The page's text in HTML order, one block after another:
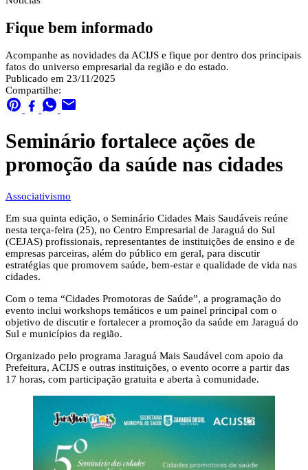
Fique bem informado
Acompanhe as novidades da ACIJS e fique por dentro dos principais
fatos do universo empresarial da região e do estado.
Publicado em 23/11/2025
Compartilhe:
Seminário fortalece ações de
promoção da saúde nas cidades
Associativismo
Em sua quinta edição, o Seminário Cidades Mais Saudáveis reúne
nesta terça-feira (25), no Centro Empresarial de Jaraguá do Sul
(CEJAS) profissionais, representantes de instituições de ensino e de
empresas parceiras, além do público em geral, para discutir
estratégias que promovem saúde, bem-estar e qualidade de vida nas
cidades.
Com o tema “Cidades Promotoras de Saúde”, a programação do
evento inclui workshops temáticos e um painel principal com o
objetivo de discutir e fortalecer a promoção da saúde em Jaraguá do
Sul e municípios da região.
Organizado pelo programa Jaraguá Mais Saudável com apoio da
Prefeitura, ACIJS e outras instituições, o evento ocorre a partir das
17 horas, com participação gratuita e aberta à comunidade.